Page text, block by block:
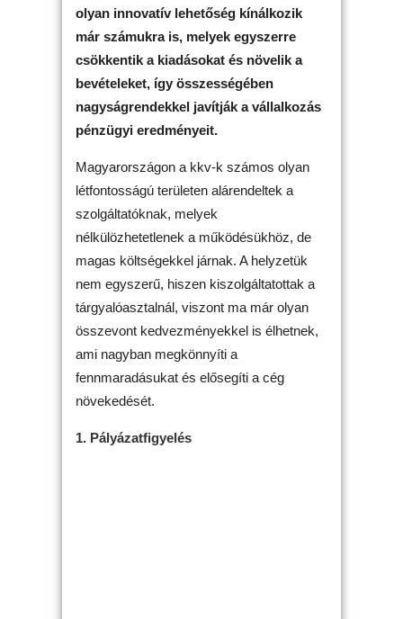
olyan innovatív lehetőség kínálkozik
már számukra is, melyek egyszerre
csökkentik a kiadásokat és növelik a
bevételeket, így összességében
nagyságrendekkel javítják a vállalkozás
pénzügyi eredményeit.
Magyarországon a kkv-k számos olyan
létfontosságú területen alárendeltek a
szolgáltatóknak, melyek
nélkülözhetetlenek a működésükhöz, de
magas költségekkel járnak. A helyzetük
nem egyszerű, hiszen kiszolgáltatottak a
tárgyalóasztalnál, viszont ma már olyan
összevont kedvezményekkel is élhetnek,
ami nagyban megkönnyíti a
fennmaradásukat és elősegíti a cég
növekedését.
1. Pályázatfigyelés